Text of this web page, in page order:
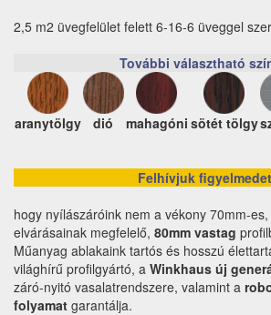
2,5 m2 üvegfelület felett 6-16-6 üveggel
További választható
aranytölgy dió mahagóni sötét tölgy
Felhívjuk figyelmedet
hogy nyílászáróink nem a vékony 70mm-
elvárásainak megfelelő, 80mm vastag
Műanyag ablakaink tartós és hosszú
világhírű profilgyártó, a Winkhaus új
záró-nyitó vasalatrendszere, valamint a
folyamat garantálja.